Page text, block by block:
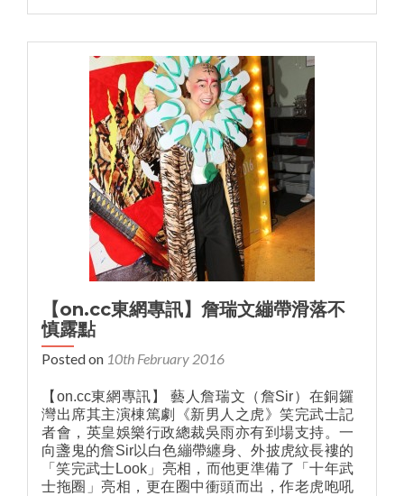
【on.cc東網專訊】詹瑞文繃帶滑落不
慎露點
Posted on 10th February 2016
【on.cc東網專訊】 藝人詹瑞文（詹Sir）在銅鑼
灣出席其主演棟篤劇《新男人之虎》笑完武士記
者會，英皇娛樂行政總裁吳雨亦有到場支持。一
向盞鬼的詹Sir以白色繃帶纏身、外披虎紋長褸的
「笑完武士Look」亮相，而他更準備了「十年武
士拖圈」亮相，更在圈中衝頭而出，作老虎咆吼